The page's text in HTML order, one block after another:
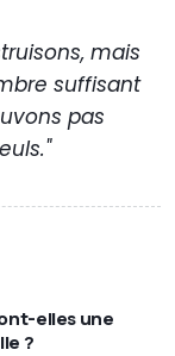
mais
suffisant
pas
elles une
?